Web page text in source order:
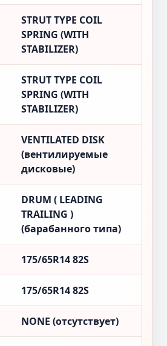
STRUT TYPE COIL
SPRING (WITH
STABILIZER)
STRUT TYPE COIL
SPRING (WITH
STABILIZER)
VENTILATED DISK
(вентилируемые
дисковые)
DRUM ( LEADING
TRAILING )
(барабанного типа)
175/65R14 82S
175/65R14 82S
NONE (отсутствует)